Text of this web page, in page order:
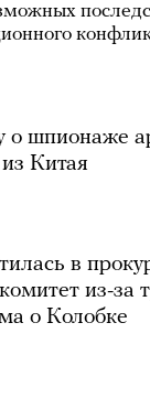
о шпионаже
Китая
в
из-за
о Колобке